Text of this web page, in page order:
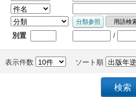
別置 /
表示件数 ソート順